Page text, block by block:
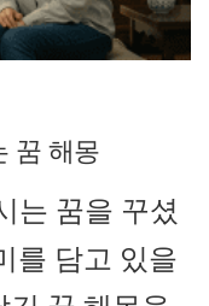
꿈 해몽
는 꿈을 꾸셨
를 담고 있을